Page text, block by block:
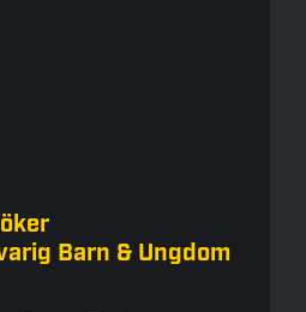
Barn & Ungdom